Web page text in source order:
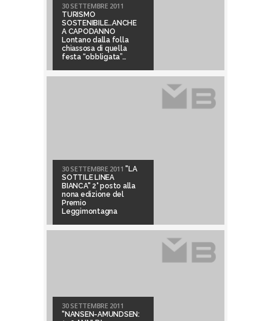
30 SETTEMBRE 2011
TURISMO
SOSTENIBILE…ANCHE
A CAPODANNO
Lontano dalla folla
chiassosa di quella
festa “obbligata”…
30 SETTEMBRE 2011 "LA
SOTTILE LINEA
BIANCA" 2° posto alla
nona edizione del
Premio
Leggimontagna
30 SETTEMBRE 2011
"NANSEN-AMUNDSEN: